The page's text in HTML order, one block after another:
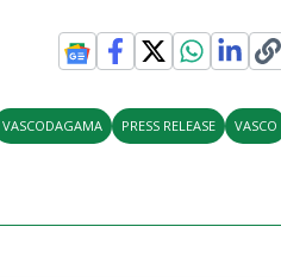
VASCODAGAMA PRESS RELEASE VASCO